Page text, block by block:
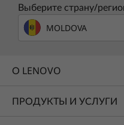
Услуги по
Разработайте
правильное решение
Подробнее
Выберите страну/
MOLDOVA
О LENOVO
ПРОДУКТЫ И УСЛУГИ